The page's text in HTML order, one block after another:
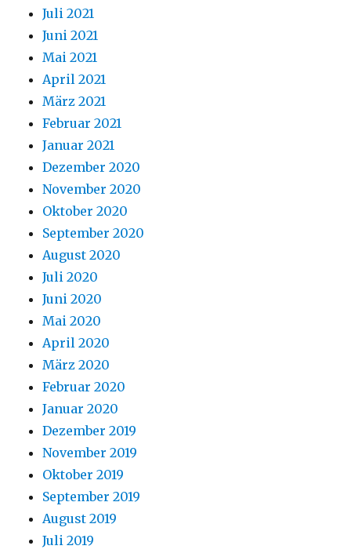
Juli 2021
Juni 2021
Mai 2021
April 2021
März 2021
Februar 2021
Januar 2021
Dezember 2020
November 2020
Oktober 2020
September 2020
August 2020
Juli 2020
Juni 2020
Mai 2020
April 2020
März 2020
Februar 2020
Januar 2020
Dezember 2019
November 2019
Oktober 2019
September 2019
August 2019
Juli 2019